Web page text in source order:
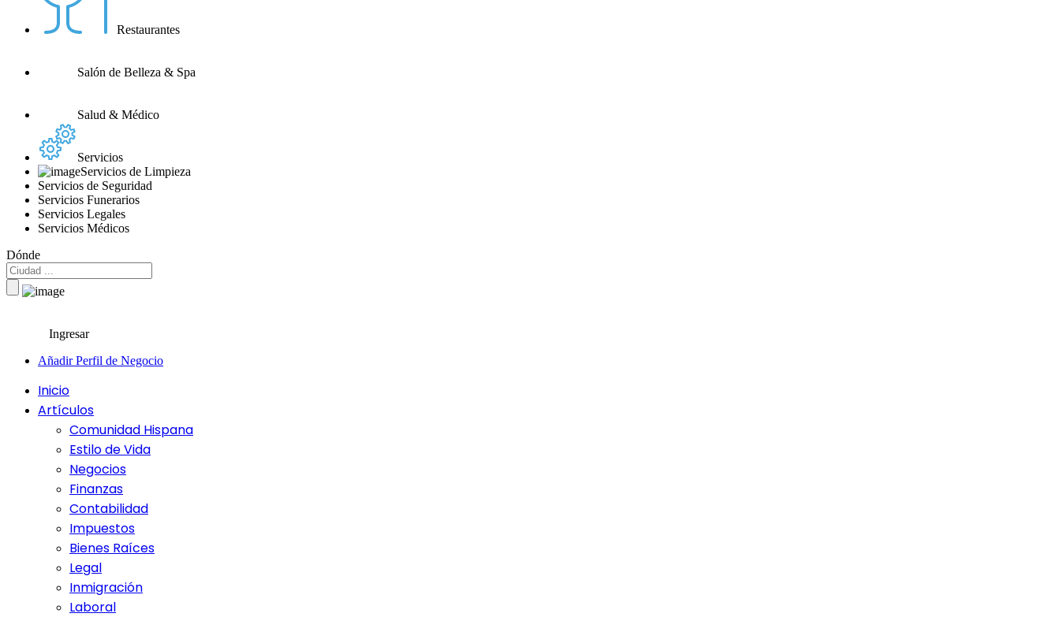
Restaurantes
Salón de Belleza & Spa
Salud & Médico
Servicios
Servicios de Limpieza
Servicios de Seguridad
Servicios Funerarios
Servicios Legales
Servicios Médicos
Dónde
Ingresar
Añadir Perfil de Negocio
Inicio
Artículos
Comunidad Hispana
Estilo de Vida
Negocios
Finanzas
Contabilidad
Impuestos
Bienes Raíces
Legal
Inmigración
Laboral